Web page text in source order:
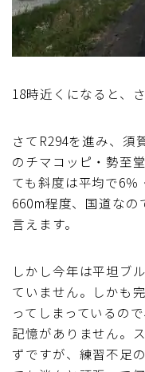
18時近くになると、
さてR294を進み、須
のチマコッピ・勢至
ても斜度は平均で6
660m程度、国道なの
言えます。
しかし今年は平坦ブ
ていません。しかも
ってしまっているの
記憶がありません。
ずですが、練習不足